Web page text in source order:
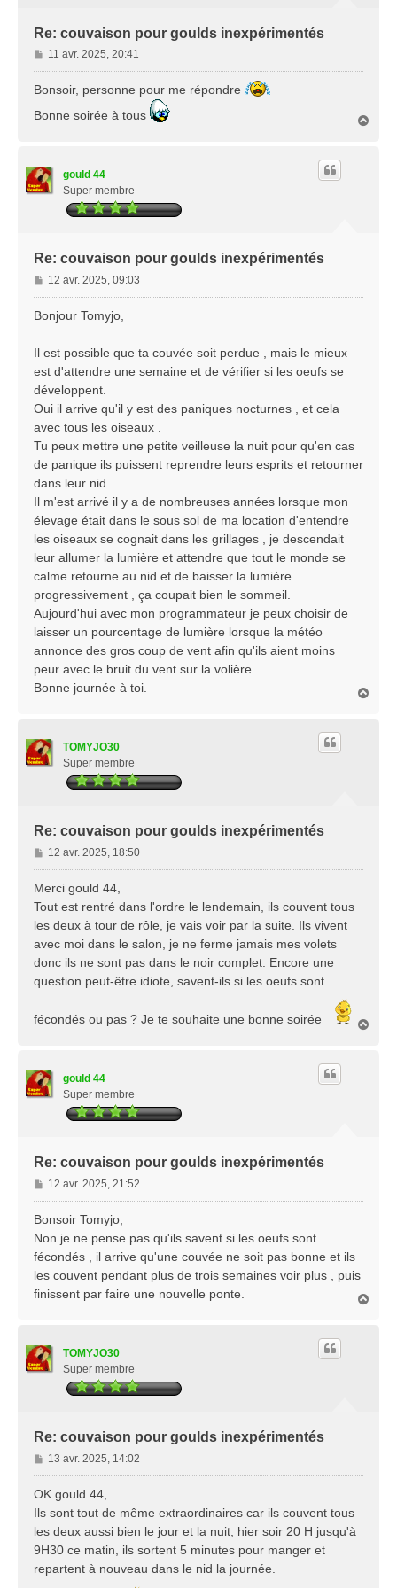
Re: couvaison pour goulds inexpérimentés
M
e
s
a
11 avr. 2025, 20:41
Bonsoir, personne pour me répondre
Bonne soirée à tous
gould 44
Super membre
Re: couvaison pour goulds inexpérimentés
M
e
s
g
e
12 avr. 2025, 09:03
Bonjour Tomyjo,
Il est possible que ta couvée soit perdue , mais le mieux
est d'attendre une semaine et de vérifier si les oeufs se
développent.
Oui il arrive qu'il y est des paniques nocturnes , et cela
avec tous les oiseaux .
Tu peux mettre une petite veilleuse la nuit pour qu'en cas
de panique ils puissent reprendre leurs esprits et retourner
dans leur nid.
Il m'est arrivé il y a de nombreuses années lorsque mon
élevage était dans le sous sol de ma location d'entendre
les oiseaux se cognait dans les grillages , je descendait
leur allumer la lumière et attendre que tout le monde se
calme retourne au nid et de baisser la lumière
progressivement , ça coupait bien le sommeil.
Aujourd'hui avec mon programmateur je peux choisir de
laisser un pourcentage de lumière lorsque la météo
annonce des gros coup de vent afin qu'ils aient moins
peur avec le bruit du vent sur la volière.
Bonne journée à toi.
TOMYJO30
Super membre
Re: couvaison pour goulds inexpérimentés
M
e
s
g
e
12 avr. 2025, 18:50
Merci gould 44,
Tout est rentré dans l'ordre le lendemain, ils couvent tous
les deux à tour de rôle, je vais voir par la suite. Ils vivent
avec moi dans le salon, je ne ferme jamais mes volets
donc ils ne sont pas dans le noir complet. Encore une
question peut-être idiote, savent-ils si les oeufs sont
fécondés ou pas ? Je te souhaite une bonne soirée
gould 44
Super membre
Re: couvaison pour goulds inexpérimentés
M
e
a
g
e
12 avr. 2025, 21:52
Bonsoir Tomyjo,
Non je ne pense pas qu'ils savent si les oeufs sont
fécondés , il arrive qu'une couvée ne soit pas bonne et ils
les couvent pendant plus de trois semaines voir plus , puis
finissent par faire une nouvelle ponte.
TOMYJO30
Super membre
Re: couvaison pour goulds inexpérimentés
M
e
s
a
g
e
13 avr. 2025, 14:02
OK gould 44,
Ils sont tout de même extraordinaires car ils couvent tous
les deux aussi bien le jour et la nuit, hier soir 20 H jusqu'à
9H30 ce matin, ils sortent 5 minutes pour manger et
repartent à nouveau dans le nid la journée.